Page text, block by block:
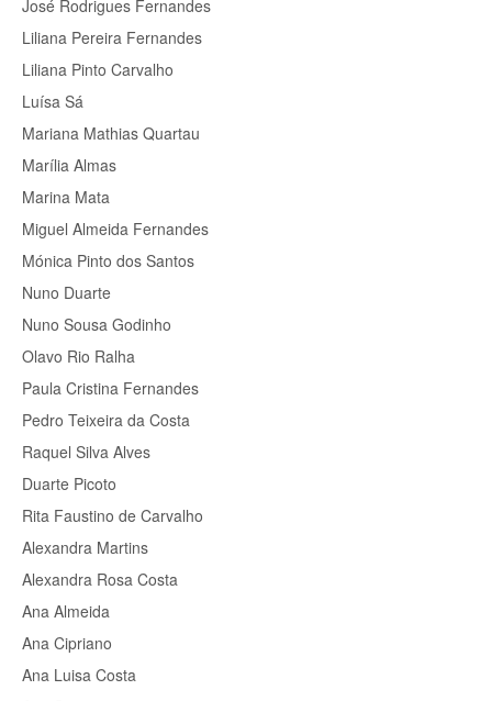
José Rodrigues Fernandes
Liliana Pereira Fernandes
Liliana Pinto Carvalho
Luísa Sá
Mariana Mathias Quartau
Marília Almas
Marina Mata
Miguel Almeida Fernandes
Mónica Pinto dos Santos
Nuno Duarte
Nuno Sousa Godinho
Olavo Rio Ralha
Paula Cristina Fernandes
Pedro Teixeira da Costa
Raquel Silva Alves
Duarte Picoto
Rita Faustino de Carvalho
Alexandra Martins
Alexandra Rosa Costa
Ana Almeida
Ana Cipriano
Ana Luisa Costa